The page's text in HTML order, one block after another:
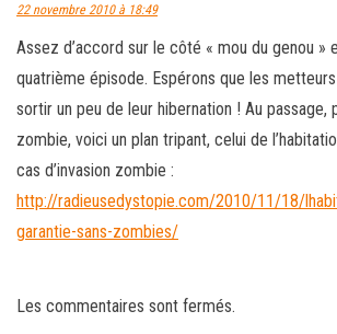
22 novembre 2010 à 18:49
Assez d’accord sur le côté « mou du genou »
quatrième épisode. Espérons que les
sortir un peu de leur hibernation ! Au passage,
zombie, voici un plan tripant, celui de
cas d’invasion zombie :
http://radieusedystopie.com/2010/11/18/
garantie-sans-zombies/
Les commentaires sont fermés.